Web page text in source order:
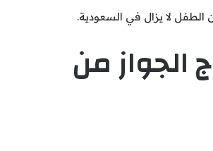
الطفل لا يزال في السعودية.
الجواز من